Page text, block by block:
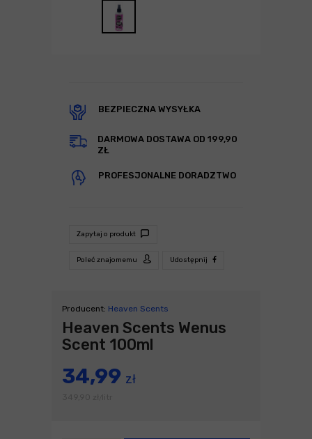
BEZPIECZNA WYSYŁKA
DARMOWA DOSTAWA OD 199,90
ZŁ
PROFESJONALNE DORADZTWO
Zapytaj o produkt
Poleć znajomemu Udostępnij
Producent: Heaven Scents
Heaven Scents Wenus
Scent 100ml
34,99 zł